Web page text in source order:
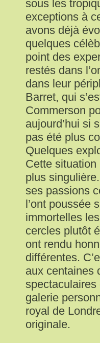
sous les
exceptions à
avons déjà
quelques
point des
restés dans
dans leur
Barret, qui
Commerson
aujourd’hui si
pas été plus
Quelques
Cette situation
plus
ses passions
l’ont poussée
immortelles
cercles plutôt
ont rendu
différentes.
aux centaines
galerie
royal de
originale.